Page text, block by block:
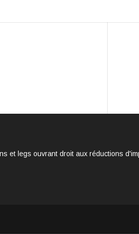
et legs ouvrant droit aux réductions